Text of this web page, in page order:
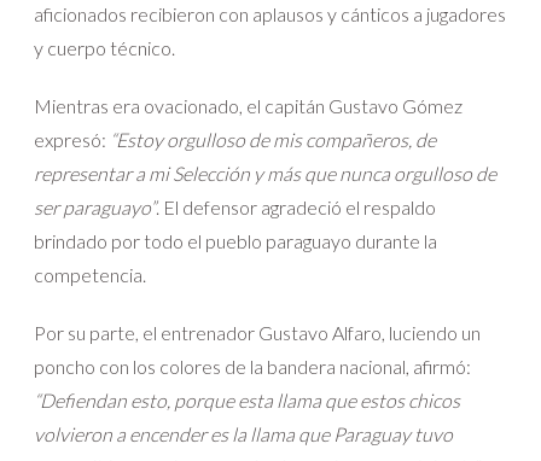
aficionados recibieron con aplausos y cánticos a jugadores
y cuerpo técnico.
Mientras era ovacionado, el capitán Gustavo Gómez
expresó: “Estoy orgulloso de mis compañeros, de
representar a mi Selección y más que nunca orgulloso de
ser paraguayo”. El defensor agradeció el respaldo
brindado por todo el pueblo paraguayo durante la
competencia.
Por su parte, el entrenador Gustavo Alfaro, luciendo un
poncho con los colores de la bandera nacional, afirmó:
“Defiendan esto, porque esta llama que estos chicos
volvieron a encender es la llama que Paraguay tuvo